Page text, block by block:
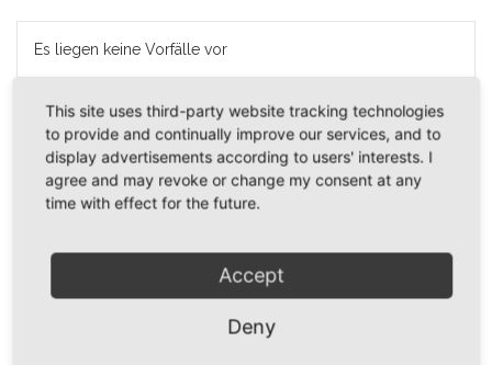
Es liegen keine Vorfälle vor
12th März 2023
Es liegen keine Vorfälle vor
11th März 2023
This site uses third-party website tracking technologies
to provide and continually improve our services, and to
display advertisements according to users' interests. I
agree and may revoke or change my consent at any
time with effect for the future.
Accept
Deny